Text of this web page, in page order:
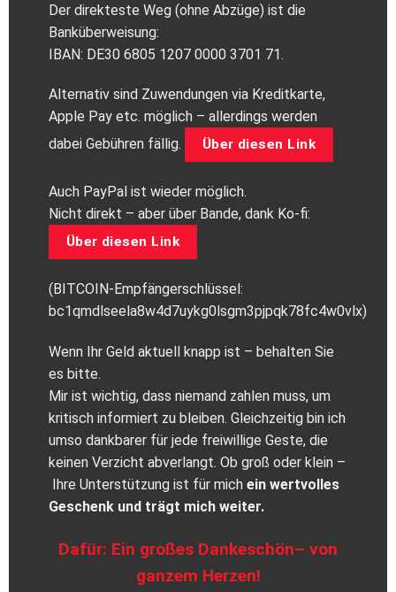
Der direkteste Weg (ohne Abzüge) ist die
Banküberweisung:
IBAN: DE30 6805 1207 0000 3701 71.
Alternativ sind Zuwendungen via Kreditkarte,
Apple Pay etc. möglich – allerdings werden
dabei Gebühren fällig.
Über diesen Link
Auch PayPal ist wieder möglich.
Nicht direkt – aber über Bande, dank Ko-fi:
Über diesen Link
(BITCOIN-Empfängerschlüssel:
bc1qmdlseela8w4d7uykg0lsgm3pjpqk78fc4w0vlx)
Wenn Ihr Geld aktuell knapp ist – behalten Sie
es bitte.
Mir ist wichtig, dass niemand zahlen muss, um
kritisch informiert zu bleiben. Gleichzeitig bin ich
umso dankbarer für jede freiwillige Geste, die
keinen Verzicht abverlangt. Ob groß oder klein –
Ihre Unterstützung ist für mich ein wertvolles
Geschenk und trägt mich weiter.
Dafür: Ein großes Dankeschön– von
ganzem Herzen!